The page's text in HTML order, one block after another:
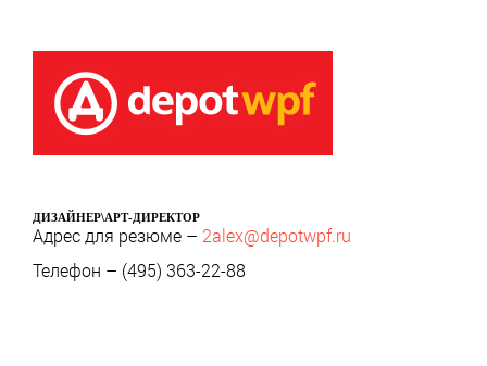
ДИЗАЙНЕР\АРТ-ДИРЕКТОР
Адрес для резюме – 2alex@depotwpf.ru
Телефон – (495) 363-22-88